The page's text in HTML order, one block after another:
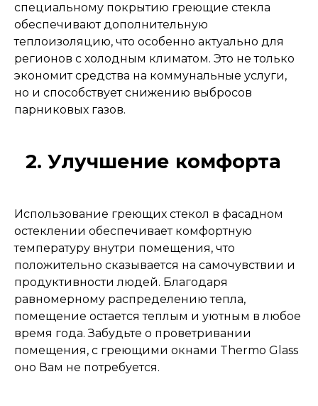
специальному покрытию греющие стекла
обеспечивают дополнительную
теплоизоляцию, что особенно актуально для
регионов с холодным климатом. Это не только
экономит средства на коммунальные услуги,
но и способствует снижению выбросов
парниковых газов.
2. Улучшение комфорта
Использование греющих стекол в фасадном
остеклении обеспечивает комфортную
температуру внутри помещения, что
положительно сказывается на самочувствии и
продуктивности людей. Благодаря
равномерному распределению тепла,
помещение остается теплым и уютным в любое
время года. Забудьте о проветривании
помещения, с греющими окнами Thermo Glass
оно Вам не потребуется.